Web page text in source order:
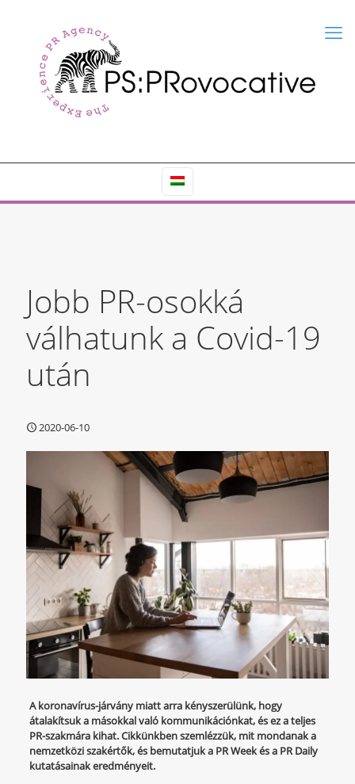
Jobb PR-osokká
válhatunk a Covid-19
után
2020-06-10
A koronavírus-járvány miatt arra kényszerülünk, hogy
átalakítsuk a másokkal való kommunikációnkat, és ez a teljes
PR-szakmára kihat. Cikkünkben szemlézzük, mit mondanak a
nemzetközi szakértők, és bemutatjuk a PR Week és a PR Daily
kutatásainak eredményeit.